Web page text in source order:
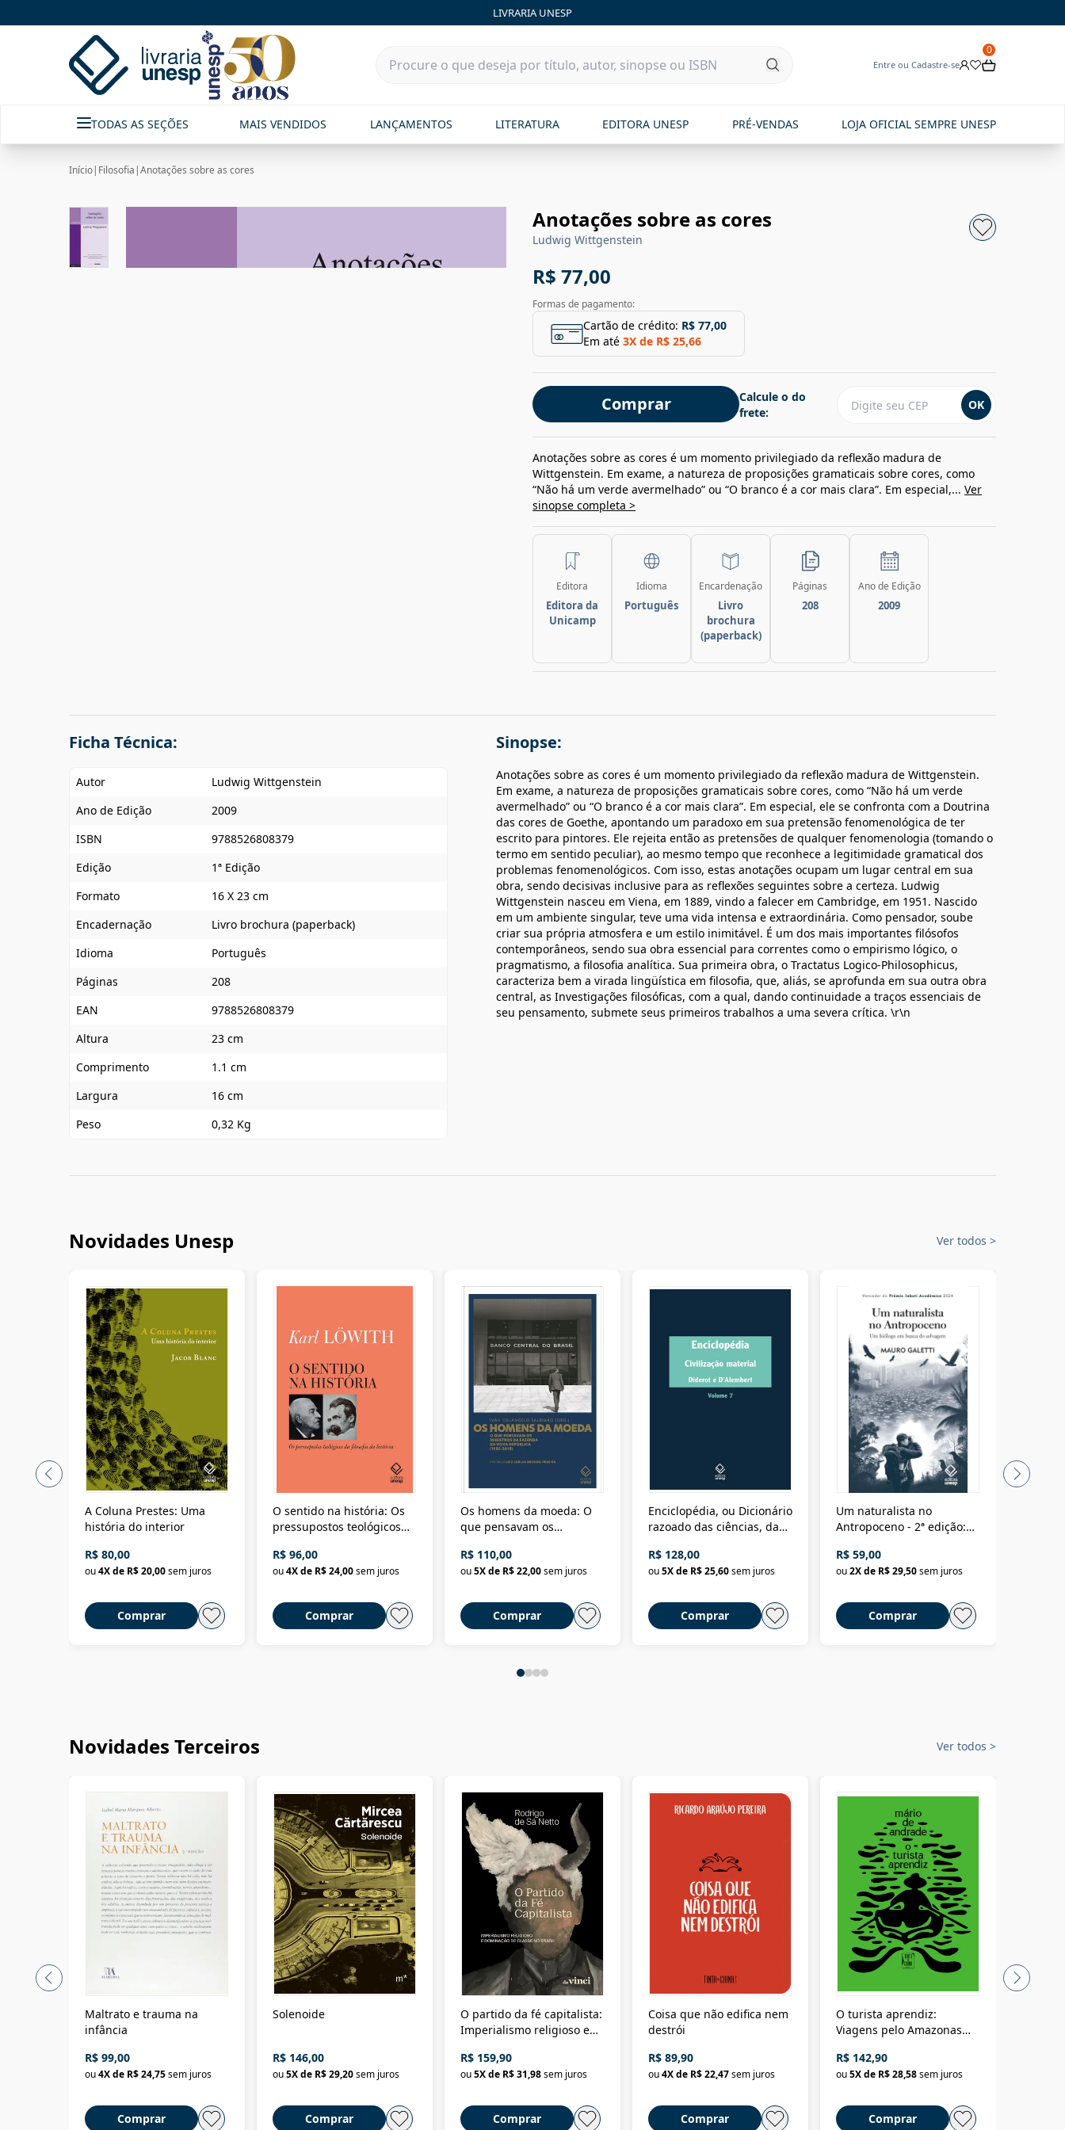
LIVRARIA UNESP
Entre ou Cadastre-se
0
TODAS AS SEÇÕES MAIS VENDIDOS LANÇAMENTOS LITERATURA EDITORA UNESP PRÉ-VENDAS LOJA OFICIAL SEMPRE UNESP
Início| Filosofia |Anotações sobre as cores
Anotações sobre as cores
Ludwig Wittgenstein
R$ 77,00
Formas de pagamento:
Cartão de crédito: R$ 77,00
Em até 3X de R$ 25,66
Comprar
Calcule o do
frete:
OK
Anotações sobre as cores é um momento privilegiado da reflexão madura de
Wittgenstein. Em exame, a natureza de proposições gramaticais sobre cores, como
“Não há um verde avermelhado” ou “O branco é a cor mais clara”. Em especial,... Ver
sinopse completa >
Editora
Editora da
Unicamp
Idioma
Português
Encardenação
Livro
brochura
(paperback)
Páginas
208
Ano de Edição
2009
Ficha Técnica:
Autor
Ludwig Wittgenstein
Ano de Edição
2009
ISBN
9788526808379
Edição
1ª Edição
Formato
16 X 23 cm
Encadernação
Livro brochura (paperback)
Idioma
Português
Páginas
208
EAN
9788526808379
Altura
23 cm
Comprimento
1.1 cm
Largura
16 cm
Peso
0,32 Kg
Sinopse:
Anotações sobre as cores é um momento privilegiado da reflexão madura de Wittgenstein.
Em exame, a natureza de proposições gramaticais sobre cores, como “Não há um verde
avermelhado” ou “O branco é a cor mais clara”. Em especial, ele se confronta com a Doutrina
das cores de Goethe, apontando um paradoxo em sua pretensão fenomenológica de ter
escrito para pintores. Ele rejeita então as pretensões de qualquer fenomenologia (tomando o
termo em sentido peculiar), ao mesmo tempo que reconhece a legitimidade gramatical dos
problemas fenomenológicos. Com isso, estas anotações ocupam um lugar central em sua
obra, sendo decisivas inclusive para as reflexões seguintes sobre a certeza. Ludwig
Wittgenstein nasceu em Viena, em 1889, vindo a falecer em Cambridge, em 1951. Nascido
em um ambiente singular, teve uma vida intensa e extraordinária. Como pensador, soube
criar sua própria atmosfera e um estilo inimitável. É um dos mais importantes filósofos
contemporâneos, sendo sua obra essencial para correntes como o empirismo lógico, o
pragmatismo, a filosofia analítica. Sua primeira obra, o Tractatus Logico-Philosophicus,
caracteriza bem a virada lingüística em filosofia, que, aliás, se aprofunda em sua outra obra
central, as Investigações filosóficas, com a qual, dando continuidade a traços essenciais de
seu pensamento, submete seus primeiros trabalhos a uma severa crítica. \r\n
Novidades Unesp Ver todos >
A Coluna Prestes: Uma
história do interior
R$ 80,00
ou4X de R$ 20,00sem juros
Comprar
O sentido na história: Os
pressupostos teológicos
R$ 96,00
ou4X de R$ 24,00sem juros
Comprar
Os homens da moeda: O
que pensavam os
Nova República (1985-
2018)
R$ 110,00
ou5X de R$ 22,00sem juros
Comprar
Enciclopédia, ou Dicionário
razoado das ciências, das
Civilização material
R$ 128,00
ou5X de R$ 25,60sem juros
Comprar
Um naturalista no
Antropoceno - 2ª edição:
selvagem
R$ 59,00
ou2X de R$ 29,50sem juros
Comprar
Novidades Terceiros Ver todos >
Maltrato e trauma na
infância
R$ 99,00
ou4X de R$ 24,75sem juros
Comprar
Solenoide
R$ 146,00
ou5X de R$ 29,20sem juros
Comprar
O partido da fé capitalista:
Imperialismo religioso e
Brasil
R$ 159,90
ou5X de R$ 31,98sem juros
Comprar
Coisa que não edifica nem
destrói
R$ 89,90
ou4X de R$ 22,47sem juros
Comprar
O turista aprendiz:
Viagens pelo Amazonas
até a Bolívia e por Marajó
até dizer chega
R$ 142,90
ou5X de R$ 28,58sem juros
Comprar